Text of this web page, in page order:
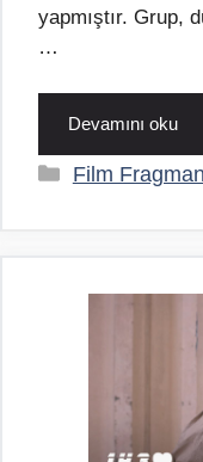
yapmıştır. Grup,
…
Devamını oku
Kategoriler
Film